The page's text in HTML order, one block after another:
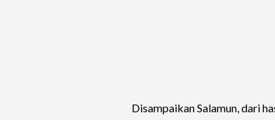
Disampaikan Salamun, dari